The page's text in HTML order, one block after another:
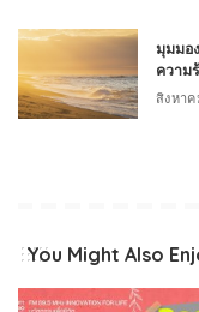
มุมมอ
ความ
สิงหา
You Might Also